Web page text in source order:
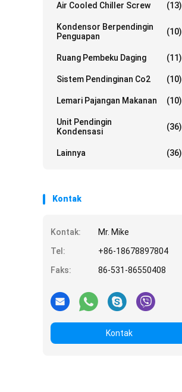
Air Cooled Chiller Screw (13)
Kondensor Berpendingin
Penguapan
(10)
Ruang Pembeku Daging (11)
Sistem Pendinginan Co2 (10)
Lemari Pajangan Makanan (10)
Unit Pendingin
Kondensasi
(36)
Lainnya (36)
Kontak
Kontak:
Mr. Mike
Tel:
+86-18678897804
Faks:
86-531-86550408
Kontak